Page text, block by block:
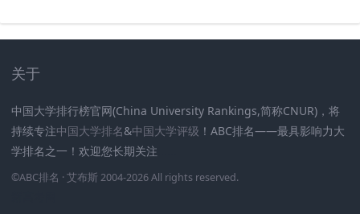
关于
中国大学排行榜官网(China University Rankings,简称CNUR)，将
持续专注中国大学排名&中国大学评级 ！ABC排名——最具影响力大
学排名之一！欢迎您长期关注
©ABC排名 · 艾布斯 2004-2026 All rights reserved.